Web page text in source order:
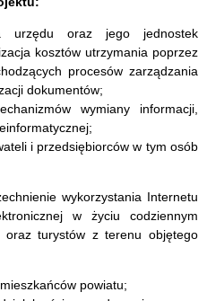
urzędu oraz jego jednostek
kosztów utrzymania poprzez
procesów zarządzania
dokumentów;
wymiany informacji,
i przedsiębiorców w tym osób
wykorzystania Internetu
w życiu codziennym
oraz turystów z terenu objętego
powiatu;